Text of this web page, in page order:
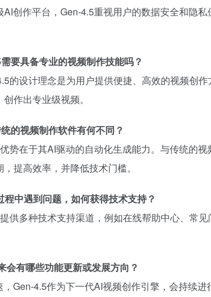
AI创作平台，Gen-4.5重视用户的数据安全和隐
要具备专业的视频制作技能吗？
的设计理念是为用户提供便捷、高效的视频创
作出专业级视频。
的视频制作软件有何不同？
势在于其AI驱动的自动化生成能力。与传统的
提高效率，并降低技术门槛。
程中遇到问题，如何获得技术支持？
供多种技术支持渠道，例如在线帮助中心、常
会有哪些功能更新或发展方向？
Gen-4.5作为下一代AI视频创作引擎，会持续